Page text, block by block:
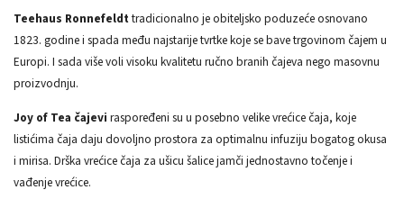
Teehaus Ronnefeldttradicionalno je obiteljsko poduzeće osnovano
1823. godine i spada među najstarije tvrtke koje se bave trgovinom čajem u
Europi. I sada više voli visoku kvalitetu ručno branih čajeva nego masovnu
proizvodnju.
Joy of Tea čajevi raspoređeni su u posebno velike vrećice čaja, koje
listićima čaja daju dovoljno prostora za optimalnu infuziju bogatog okusa
i mirisa. Drška vrećice čaja za ušicu šalice jamči jednostavno točenje i
vađenje vrećice.